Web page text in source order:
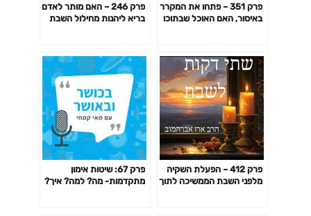
פרק 351 – פתחו את המקרר
באיסור, האם האוכל שבתוכו
מדרגות
פרק 246 – האם מותר לאדם
בריא ליהנות מחילול השבת
פרק 412 – הפעלת השקיה
מלפני השבת הממשיכה לתוך
פרק 67: שיטות אימון
מתקדמות- מה? למה? איך?